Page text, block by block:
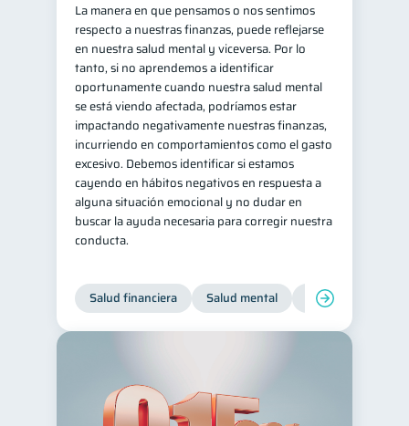
La manera en que pensamos o nos sentimos
respecto a nuestras finanzas, puede reflejarse
en nuestra salud mental y viceversa. Por lo
tanto, si no aprendemos a identificar
oportunamente cuando nuestra salud mental
se está viendo afectada, podríamos estar
impactando negativamente nuestras finanzas,
incurriendo en comportamientos como el gasto
excesivo. Debemos identificar si estamos
cayendo en hábitos negativos en respuesta a
alguna situación emocional y no dudar en
buscar la ayuda necesaria para corregir nuestra
conducta.
Salud financiera Salud mental Inclusión